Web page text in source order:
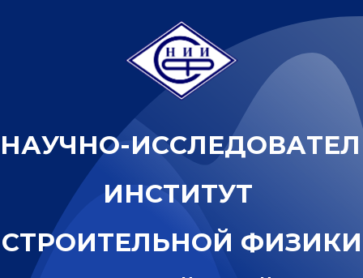
НАУЧНО-ИССЛЕДОВАТЕЛ
ИНСТИТУТ
СТРОИТЕЛЬНОЙ ФИЗИКИ